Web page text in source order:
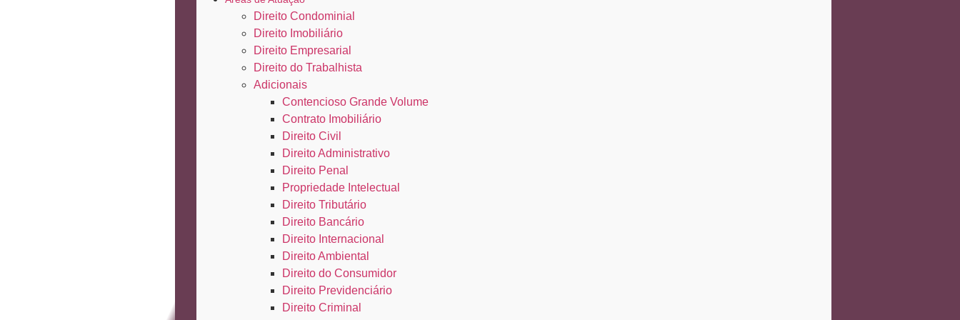
Direito Condominial
Direito Imobiliário
Direito Empresarial
Direito do Trabalhista
Adicionais
Contencioso Grande Volume
Contrato Imobiliário
Direito Civil
Direito Administrativo
Direito Penal
Propriedade Intelectual
Direito Tributário
Direito Bancário
Direito Internacional
Direito Ambiental
Direito do Consumidor
Direito Previdenciário
Direito Criminal